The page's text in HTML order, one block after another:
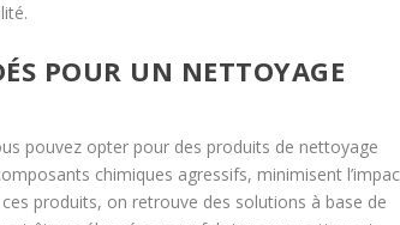
POUR UN NETTOYAGE
pouvez opter pour des produits de nettoyage
chimiques agressifs, minimisent
produits, on retrouve des solutions à base de